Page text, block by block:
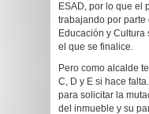
ESAD, por lo que el
trabajando por parte
Educación y
el que se finalice.
Pero como alcalde
C, D y E si hace
para solicitar la
del inmueble y su